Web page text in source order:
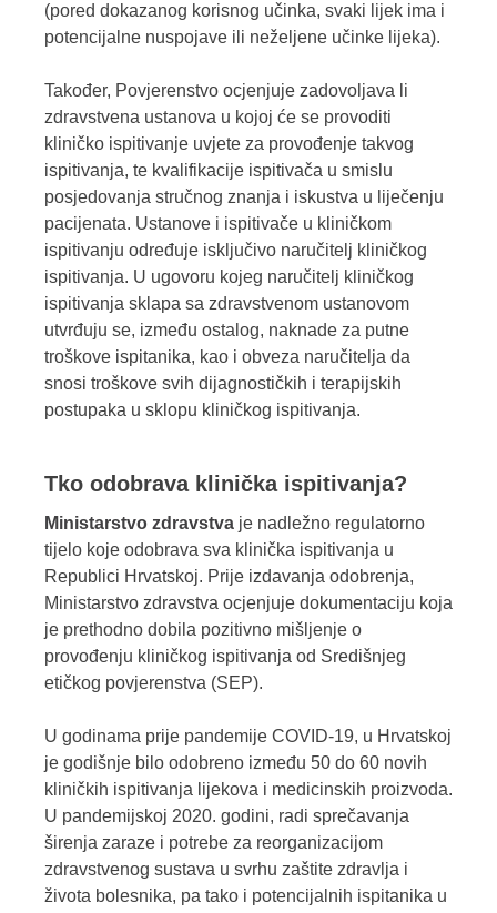
(pored dokazanog korisnog učinka, svaki lijek ima i
potencijalne nuspojave ili neželjene učinke lijeka).
Također, Povjerenstvo ocjenjuje zadovoljava li
zdravstvena ustanova u kojoj će se provoditi
kliničko ispitivanje uvjete za provođenje takvog
ispitivanja, te kvalifikacije ispitivača u smislu
posjedovanja stručnog znanja i iskustva u liječenju
pacijenata. Ustanove i ispitivače u kliničkom
ispitivanju određuje isključivo naručitelj kliničkog
ispitivanja. U ugovoru kojeg naručitelj kliničkog
ispitivanja sklapa sa zdravstvenom ustanovom
utvrđuju se, između ostalog, naknade za putne
troškove ispitanika, kao i obveza naručitelja da
snosi troškove svih dijagnostičkih i terapijskih
postupaka u sklopu kliničkog ispitivanja.
Tko odobrava klinička ispitivanja?
Ministarstvo zdravstva je nadležno regulatorno
tijelo koje odobrava sva klinička ispitivanja u
Republici Hrvatskoj. Prije izdavanja odobrenja,
Ministarstvo zdravstva ocjenjuje dokumentaciju koja
je prethodno dobila pozitivno mišljenje o
provođenju kliničkog ispitivanja od Središnjeg
etičkog povjerenstva (SEP).
U godinama prije pandemije COVID-19, u Hrvatskoj
je godišnje bilo odobreno između 50 do 60 novih
kliničkih ispitivanja lijekova i medicinskih proizvoda.
U pandemijskoj 2020. godini, radi sprečavanja
širenja zaraze i potrebe za reorganizacijom
zdravstvenog sustava u svrhu zaštite zdravlja i
života bolesnika, pa tako i potencijalnih ispitanika u